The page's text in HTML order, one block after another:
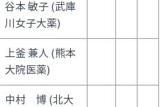
谷本 敏子 (武庫
川女子大薬)
上釜 兼人 (熊本
大院医薬)
中村 博 (北大